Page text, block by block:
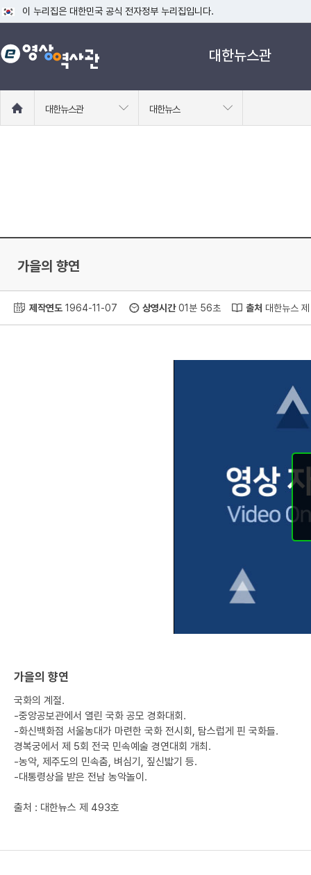
이 누리집은 대한민국 공식 전자정부 누리집입니다.
공식 누리집 주소 확인하기
go.kr 주소를 사용하는 누리집은 대한민국 정부기관이 관리하는 누리집입니
대한뉴스관
로
대한뉴스관 대한뉴스
가을의 향연
제작연도 1964-11-07 상영시간01분 56초 출처 대한뉴스
가을의 향연
국화의 계절.
-중앙공보관에서 열린 국화 공모 경화대회.
-화신백화점 서울농대가 마련한 국화 전시회, 탐스럽게 핀 국화들.
경복궁에서 제 5회 전국 민속예술 경연대회 개최.
-농악, 제주도의 민속춤, 벼심기, 짚신밟기 등.
-대통령상을 받은 전남 농악놀이.
출처 : 대한뉴스 제 493호